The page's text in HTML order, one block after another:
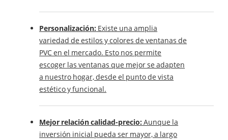
Personalización: Existe una amplia
variedad de estilos y colores de ventanas de
PVC en el mercado. Esto nos permite
escoger las ventanas que mejor se adapten
a nuestro hogar, desde el punto de vista
estético y funcional.
Mejor relación calidad-precio: Aunque la
inversión inicial pueda ser mayor, a largo